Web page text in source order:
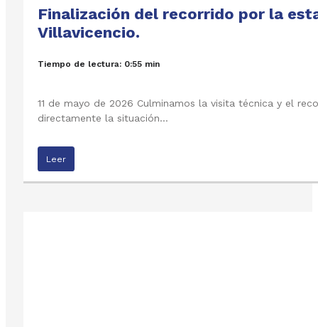
Finalización del recorrido por la
Villavicencio.
Tiempo de lectura: 0:55 min
11 de mayo de 2026 Culminamos la visita técnica y el
directamente la situación…
Leer